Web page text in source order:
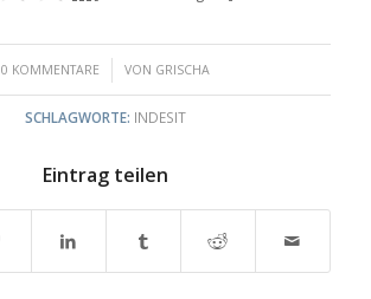
0 KOMMENTARE
/ VON GRISCHA
SCHLAGWORTE: INDESIT
Eintrag teilen